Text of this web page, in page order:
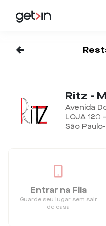
<-
Ritz -
Avenida
LOJA 120
São
Entrar na Fila
Guarde seu lugar sem sair
de casa